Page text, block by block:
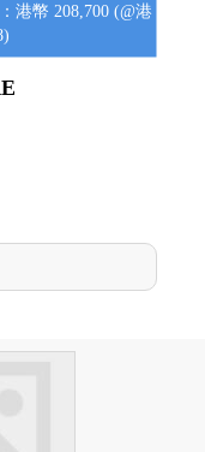
港幣 208,700 (@港